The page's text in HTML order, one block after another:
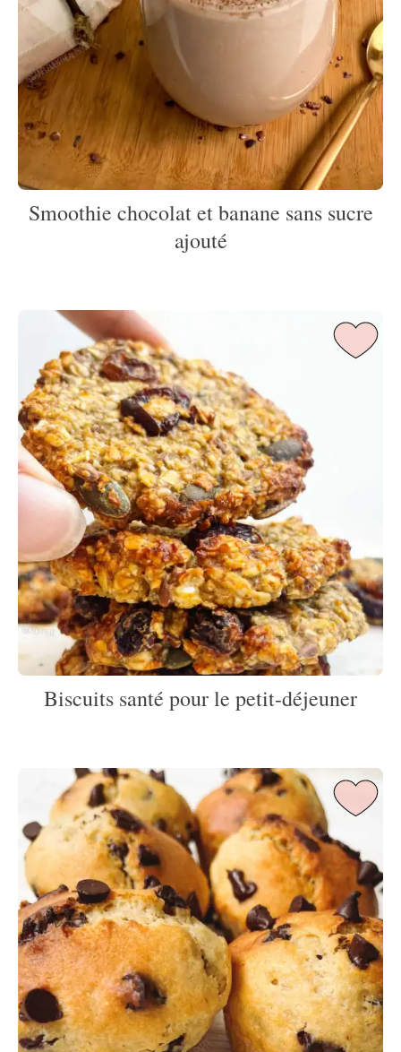
Smoothie chocolat et banane sans sucre
ajouté
Biscuits santé pour le petit-déjeuner